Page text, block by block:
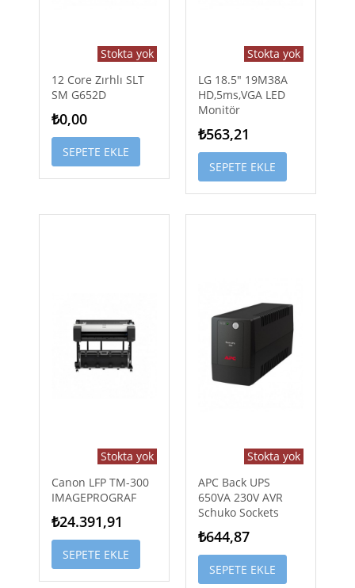
Stokta yok
12 Core Zırhlı SLT
SM G652D
₺0,00
SEPETE EKLE
Stokta yok
LG 18.5" 19M38A
HD,5ms,VGA LED
Monitör
₺563,21
SEPETE EKLE
Stokta yok
Canon LFP TM-300
IMAGEPROGRAF
₺24.391,91
SEPETE EKLE
Stokta yok
APC Back UPS
650VA 230V AVR
Schuko Sockets
₺644,87
SEPETE EKLE